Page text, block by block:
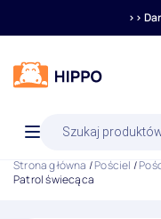
>>
produktów
Strona główna /Pościel /
Patrol świecąca